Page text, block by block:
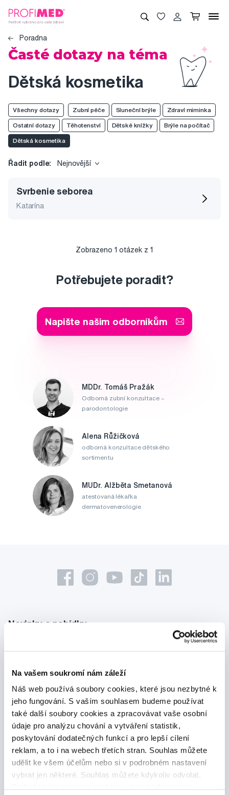
Na vašem soukromí nám záleží
Náš web používá soubory cookies, které jsou nezbytné k
jeho fungování. S vaším souhlasem budeme používat
také další soubory cookies a zpracovávat vaše osobní
údaje pro analýzu chování a vytváření statistik,
poskytování dodatečných funkcí a pro lepší cílení
reklam, a to i na webech třetích stran. Souhlas můžete
udělit ke všem účelům nebo si v podrobném nastavení
vybrat jen některé. Souhlas můžete kdykoliv odvolat.
Poradna
Časté dotazy na téma
Dětská kosmetika
Všechny dotazy Zubní péče Sluneční brýle Zdraví miminka
Ostatní dotazy Těhotenství Dětské knížky Brýle na počítač
Dětská kosmetika
Řadit podle: Nejnovější
Svrbenie seborea
Katarína
Zobrazeno 1 otázek z1
Potřebujete poradit?
Napište našim odborníkům
MDDr. Tomáš Pražák
Odborná zubní konzultace –
parodontologie
Alena Růžičková
odborná konzultace dětského
sortimentu
MUDr. Alžběta Smetanová
atestovaná lékařka
dermatovenerologie
Novinky a nabídky
Chci dostávat informace o novinkách a akčních nabídkách